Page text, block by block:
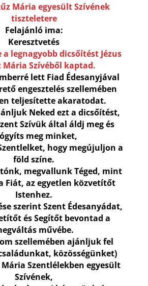
Mária egyesült Szívének
tiszteletere
Felajánló ima:
Keresztvetés
a legnagyobb dicsőítést Jézus
Mária Szívéből kaptad.
lett Fiad Édesanyjával
engesztelés szellemében
teljesítette akaratodat.
Neked ezt a dicsőítést,
Szívük által áldj meg és
meg minket,
hogy megújuljon a
föld színe.
megvallunk Téged, mint
Fiát, az egyetlen közvetítőt
Istenhez.
szerint Szent Édesanyádat,
és Segítőt bevontad a
művébe.
szellemében ajánljuk fel
közösségünket)
Mária Szentlélekben egyesült
Szívének,